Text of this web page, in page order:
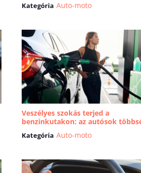
Kategória Auto-moto
Veszélyes szokás terjed a
benzinkutakon: az autósok
Kategória Auto-moto